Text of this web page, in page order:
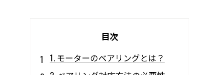
目次
1. モーターのベアリングとは？